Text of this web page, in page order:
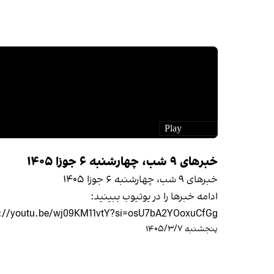
خبرهای ۹ شب، چهارشنبه ۶ جوزا ۱۴۰۵
خبرهای ۹ شب، چهارشنبه ۶ جوزا ۱۴۰۵
ادامه خبرها را در یوتیوب ببینید:
youtu.be/wj09KM11vtY?si=osU7bA2YOoxuCfGg
پنجشنبه ۱۴۰۵/۳/۷